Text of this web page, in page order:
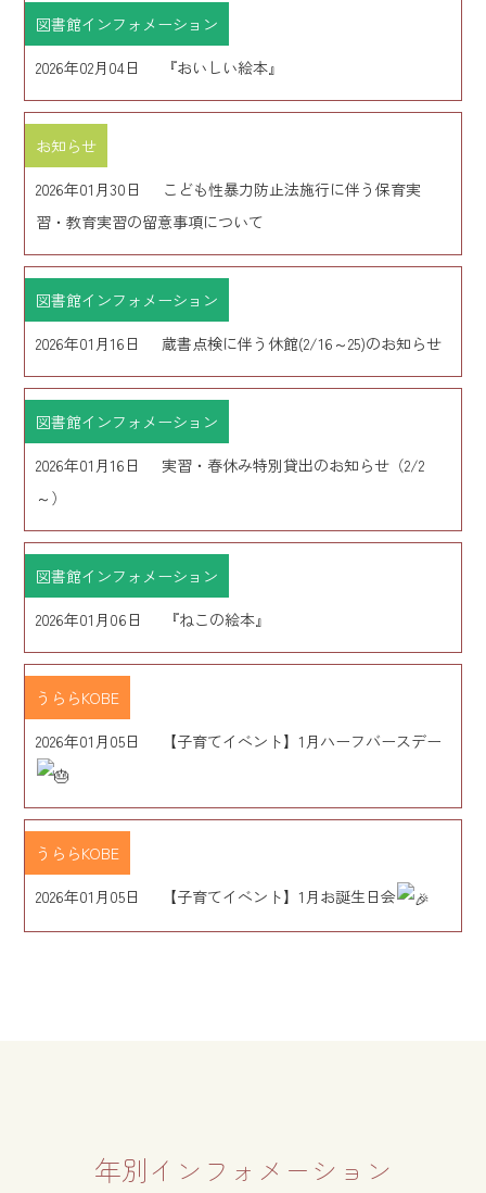
図書館インフォメーション
2026年02月04日
『おいしい絵本』
お知らせ
2026年01月30日
こども性暴力防止法施行に伴う保育実
習・教育実習の留意事項について
図書館インフォメーション
2026年01月16日
蔵書点検に伴う休館(2/16～25)のお知らせ
図書館インフォメーション
2026年01月16日
実習・春休み特別貸出のお知らせ（2/2
～）
図書館インフォメーション
2026年01月06日
『ねこの絵本』
うららKOBE
2026年01月05日
【子育てイベント】1月ハーフバースデー
うららKOBE
2026年01月05日
【子育てイベント】1月お誕生日会
年別インフォメーション